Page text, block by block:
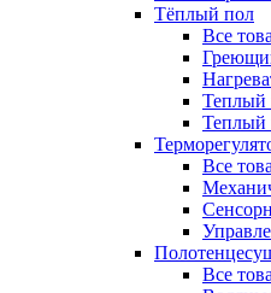
Тёплый пол
Все
Теплый
Теплый
Все
Все